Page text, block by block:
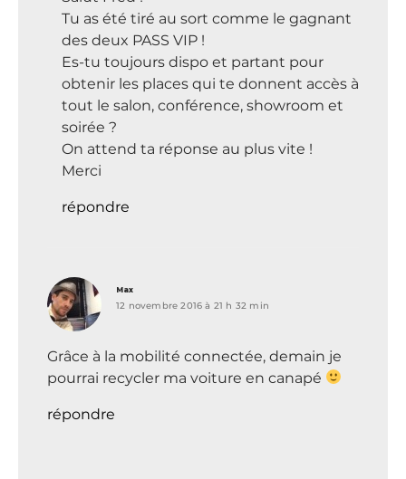
Tu as été tiré au sort comme le gagnant
des deux PASS VIP !
Es-tu toujours dispo et partant pour
obtenir les places qui te donnent accès à
tout le salon, conférence, showroom et
soirée ?
On attend ta réponse au plus vite !
Merci
répondre
Max
12 novembre 2016 à 21 h 32 min
Grâce à la mobilité connectée, demain je
pourrai recycler ma voiture en canapé
répondre